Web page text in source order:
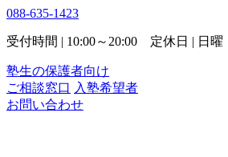
088-635-1423
受付時間 | 10:00～20:00 定休日 | 日曜
塾生の保護者向け
ご相談窓口 入塾希望者
お問い合わせ